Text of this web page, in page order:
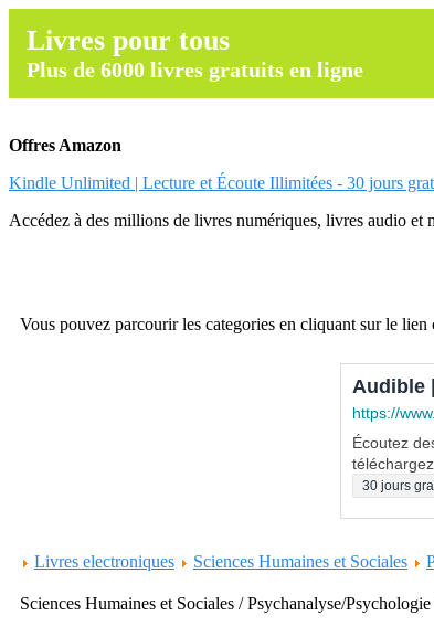
Livres pour tous
Plus de 6000 livres gratuits en ligne
Offres Amazon
Kindle Unlimited | Lecture et Écoute Illimitées - 30 jours
Accédez à des millions de livres numériques, livres audio et
Vous pouvez parcourir les categories en cliquant sur le lien
Audible
https://
Écoutez
30 jours
Livres electroniques Sciences Humaines et Sociales
Sciences Humaines et Sociales / Psychanalyse/